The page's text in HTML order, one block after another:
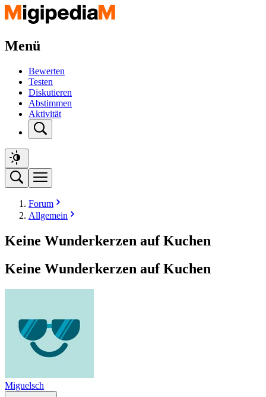
Menü
Bewerten
Testen
Diskutieren
Abstimmen
Aktivität
Forum
Allgemein
Keine Wunderkerzen auf Kuchen
Keine Wunderkerzen auf Kuchen
Miguelsch